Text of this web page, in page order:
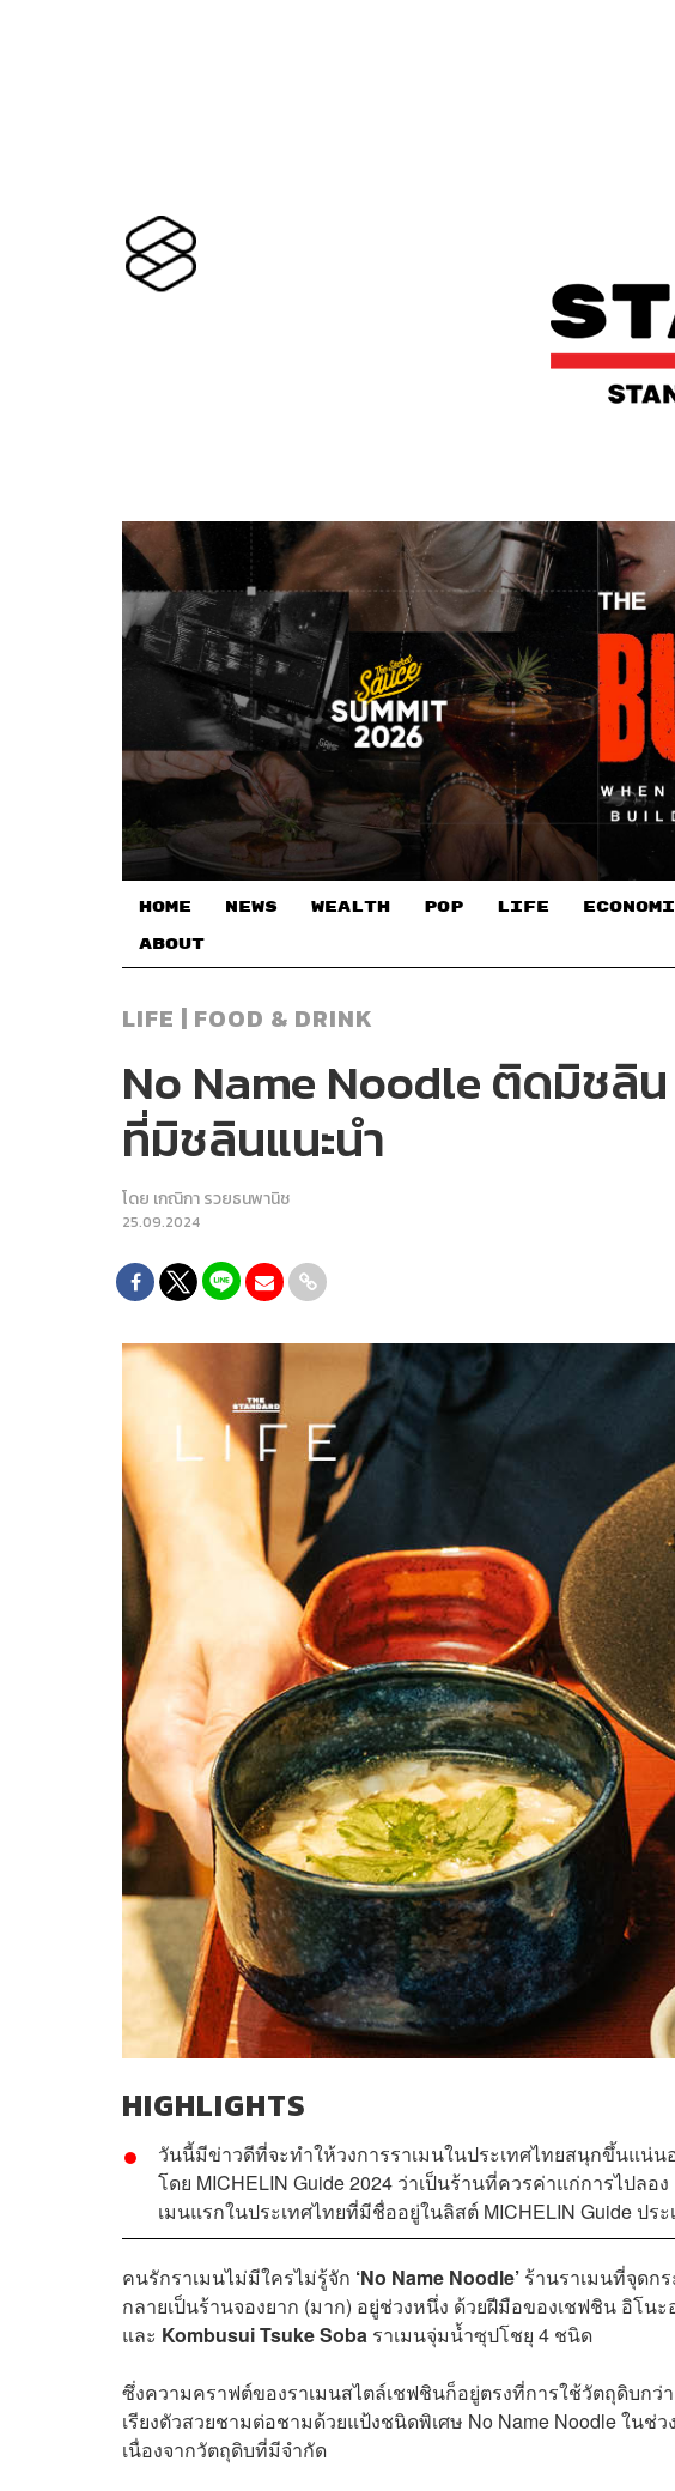
HOME NEWS WEALTH POP LIFE
ABOUT
LIFE | FOOD & DRINK
No Name Noodle ติดมิชลิน
ที่มิชลินแนะนำ
โดย เกณิกา รวยธนพานิช
25.09.2024
HIGHLIGHTS
วันนี้มีข่าวดีที่จะทำให้วงการราเมนในประเทศไทยสนุกขึ้นแน่น
โดย MICHELIN Guide 2024 ว่าเป็นร้านที่ควรค่าแก่การไปลอ
เมนแรกในประเทศไทยที่มีชื่ออยู่ในลิสต์ MICHELIN Guide ปร
คนรักราเมนไม่มีใครไม่รู้จัก ‘No Name Noodle’ ร้านราเมนที่จุดก
กลายเป็นร้านจองยาก (มาก) อยู่ช่วงหนึ่ง ด้วยฝีมือของเชฟชิน อิโนะ
และ Kombusui Tsuke Soba ราเมนจุ่มน้ำซุปโชยุ 4 ชนิด
ซึ่งความคราฟต์ของราเมนสไตล์เชฟชินก็อยู่ตรงที่การใช้วัตถุดิบกว่
เรียงตัวสวยชามต่อชามด้วยแป้งชนิดพิเศษ No Name Noodle ในช่
เนื่องจากวัตถุดิบที่มีจำกัด